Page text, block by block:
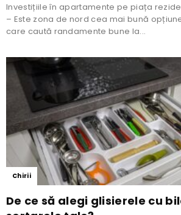
Investițiile în apartamente pe piața
– Este zona de nord cea mai bună
care caută randamente bune la...
Chirii
De ce să alegi glisierele cu